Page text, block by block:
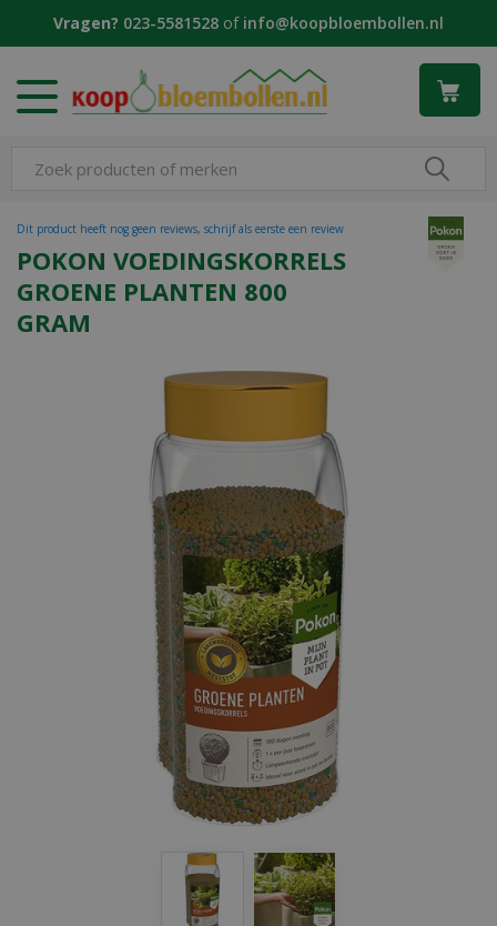
Vragen? 023-5581528 of info@koopbloembollen.nl
POKON VOEDINGSKORRELS
GROENE PLANTEN 800
GRAM
Dit product heeft nog geen reviews, schrijf als eerste een review